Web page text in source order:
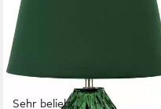
Sehr beliebt